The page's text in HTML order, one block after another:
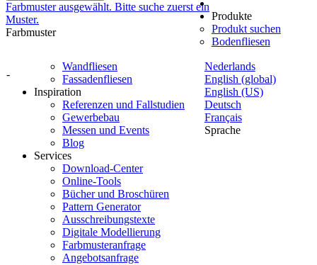
Farbmuster ausgewählt. Bitte suche zuerst ein
Muster.
Farbmuster
-
Nederlands
English (global)
English (US)
Deutsch
Français
Sprache
Produkte
Produkt suchen
Bodenfliesen
Wandfliesen
Fassadenfliesen
Inspiration
Referenzen und Fallstudien
Gewerbebau
Messen und Events
Blog
Services
Download-Center
Online-Tools
Bücher und Broschüren
Pattern Generator
Ausschreibungstexte
Digitale Modellierung
Farbmusteranfrage
Angebotsanfrage